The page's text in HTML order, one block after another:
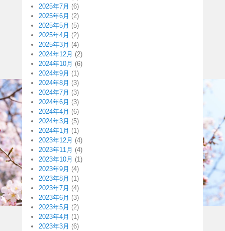
2025年7月 (6)
2025年6月 (2)
2025年5月 (5)
2025年4月 (2)
2025年3月 (4)
2024年12月 (2)
2024年10月 (6)
2024年9月 (1)
2024年8月 (3)
2024年7月 (3)
2024年6月 (3)
2024年4月 (6)
2024年3月 (5)
2024年1月 (1)
2023年12月 (4)
2023年11月 (4)
2023年10月 (1)
2023年9月 (4)
2023年8月 (1)
2023年7月 (4)
2023年6月 (3)
2023年5月 (2)
2023年4月 (1)
2023年3月 (6)